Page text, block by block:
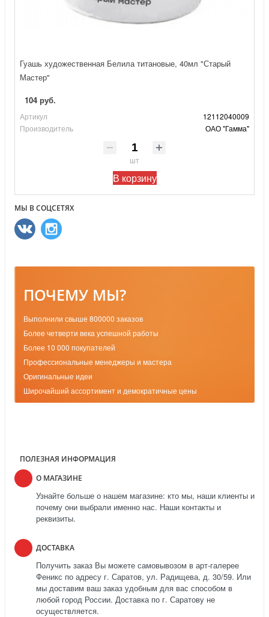
Гуашь художественная Белила титановые, 40мл "Старый
Мастер"
104 руб.
Артикул
12112040009
Производитель
ОАО "Гамма"
шт
В корзину
МЫ В СОЦСЕТЯХ
ПОЧЕМУ МЫ?
Выполнили свыше 800000 заказов
Более четверти века успешной работы
Более 10 000 покупателей
Профессиональные менеджеры и мастера
Оригинальные идеи
Широчайший ассортимент и демократичные цены
ПОЛЕЗНАЯ ИНФОРМАЦИЯ
О МАГАЗИНЕ
Узнайте больше о нашем магазине: кто мы, наши клиенты и
почему они выбрали именно нас. Наши контакты и
реквизиты.
ДОСТАВКА
Получить заказ Вы можете самовывозом в арт-галерее
Феникс по адресу г. Саратов, ул. Радищева, д. 30/59. Или
мы доставим ваш заказ удобным для вас способом в
любой город России. Доставка по г. Саратову не
осуществляется.